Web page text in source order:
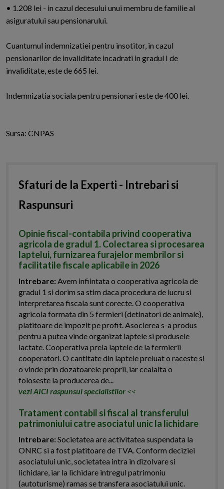
• 1.208 lei - in cazul decesului unui membru de familie al
asiguratului sau pensionarului.
Cuantumul indemnizatiei pentru insotitor, in cazul
pensionarilor de invaliditate incadrati in gradul I de
invaliditate, este de 665 lei.
Indemnizatia sociala pentru pensionari este de 400 lei.
Sursa: CNPAS
Sfaturi de la Experti - Intrebari si
Raspunsuri
Opinie fiscal-contabila privind cooperativa
agricola de gradul 1. Colectarea si procesarea
laptelui, furnizarea furajelor membrilor si
facilitatile fiscale aplicabile in 2026
Intrebare:Avem infiintata o cooperativa agricola de
gradul 1 si dorim sa stim daca procedura de lucru si
interpretarea fiscala sunt corecte. O cooperativa
agricola formata din 5 fermieri (detinatori de animale),
platitoare de impozit pe profit. Asocierea s-a produs
pentru a putea vinde organizat laptele si produsele
lactate. Cooperativa preia laptele de la fermierii
cooperatori. O cantitate din laptele preluat o raceste si
o vinde prin dozatoarele proprii, iar cealalta o
foloseste la producerea de...
vezi AICI raspunsul specialistilor <<
Tratament contabil si fiscal al transferului
patrimoniului catre asociatul unic la lichidare
Intrebare:Societatea are activitatea suspendata la
ONRC si a fost platitoare de TVA. Conform deciziei
asociatului unic, societatea intra in dizolvare si
lichidare, iar la lichidare intregul patrimoniu
(autoturisme) ramas se transfera asociatului unic.